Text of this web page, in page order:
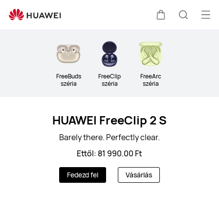
&amp;
FreeBuds
széria
FreeClip
széria
FreeArc
széria
HUAWEI FreeClip 2 S
Barely there. Perfectly clear.
Ettől: 81 990.00 Ft
Fedezd fel Vásárlás